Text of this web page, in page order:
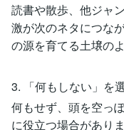
読書や散歩、他ジャ
激が次のネタにつな
の源を育てる土壌の
3. 「何もしない」を
何もせず、頭を空っ
に役立つ場合があり